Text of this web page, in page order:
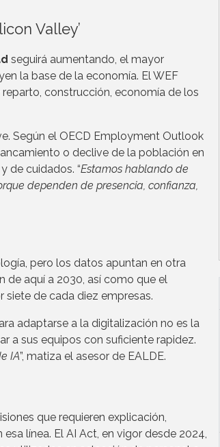
Valley’
seguirá aumentando, el mayor
la base de la economía. El WEF
construcción, economía de los
Según el OECD Employment Outlook
o declive de la población en
de cuidados. “Estamos hablando de
dependen de presencia, confianza,
pero los datos apuntan en otra
de aquí a 2030, así como que el
de cada diez empresas.
adaptarse a la digitalización no es la
a sus equipos con suficiente rapidez.
IA”, matiza el asesor de EALDE.
que requieren explicación,
línea. El AI Act, en vigor desde 2024,